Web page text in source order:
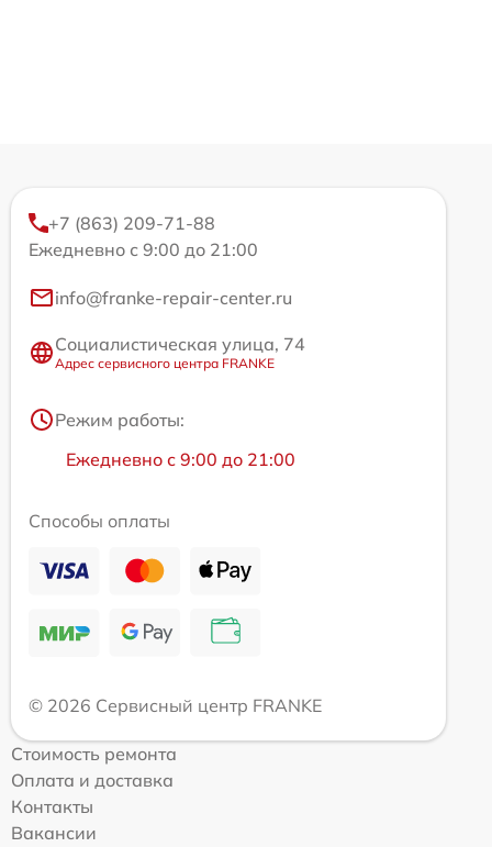
+7 (863) 209-71-88
Ежедневно с 9:00 до 21:00
info@franke-repair-center.ru
Социалистическая улица, 74
Адрес сервисного центра FRANKE
Режим работы:
Ежедневно с 9:00 до 21:00
Способы оплаты
© 2026 Сервисный центр FRANKE
Стоимость ремонта
Оплата и доставка
Контакты
Вакансии